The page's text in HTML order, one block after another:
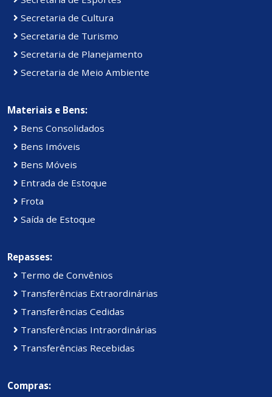
Secretaria de Cultura
Secretaria de Turismo
Secretaria de Planejamento
Secretaria de Meio Ambiente
Materiais e Bens:
Bens Consolidados
Bens Imóveis
Bens Móveis
Entrada de Estoque
Frota
Saída de Estoque
Repasses:
Termo de Convênios
Transferências Extraordinárias
Transferências Cedidas
Transferências Intraordinárias
Transferências Recebidas
Compras: